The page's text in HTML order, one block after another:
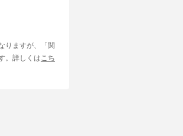
りますが、「関
。詳しくは こち